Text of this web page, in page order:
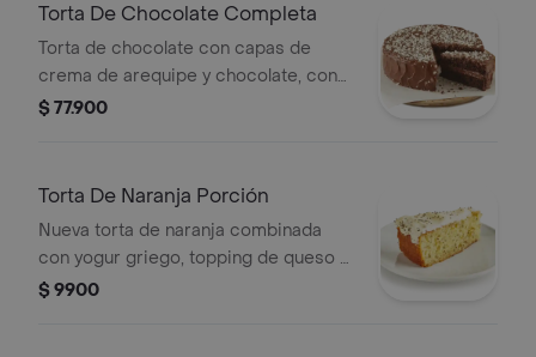
Torta De Chocolate Completa
Torta de chocolate con capas de
crema de arequipe y chocolate, con
trocitos de chocolate blanco para 12
$ 77.900
Torta De Naranja Porción
Nueva torta de naranja combinada
con yogur griego, topping de queso y
semillas de chía natural
$ 9900